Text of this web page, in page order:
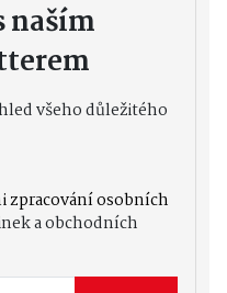
naším
všeho důležitého
zpracování osobních
a obchodních